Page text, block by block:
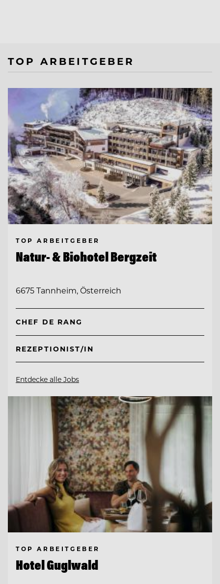
TOP ARBEITGEBER
TOP ARBEITGEBER
Natur- & Biohotel Bergzeit
6675 Tannheim, Österreich
CHEF DE RANG
REZEPTIONIST/IN
Entdecke alle Jobs
TOP ARBEITGEBER
Hotel Guglwald